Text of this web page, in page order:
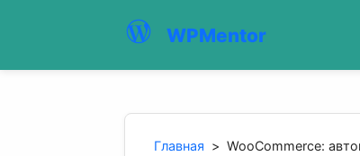
WPMentor
Главная > WooCommerce: